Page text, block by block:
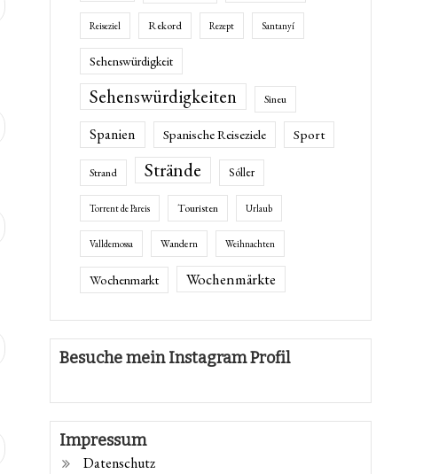
Reiseziel Rekord Rezept Santanyí
Sehenswürdigkeit
Sehenswürdigkeiten Sineu
Spanien Spanische Reiseziele Sport
Strand Strände Sóller
Torrent de Pareis Touristen Urlaub
Valldemossa Wandern Weihnachten
Wochenmarkt Wochenmärkte
Besuche mein Instagram Profil
Impressum
Datenschutz